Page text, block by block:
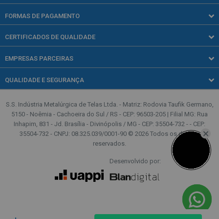
Telas para Casa
Telas Rurais
Trocas e devoluções
Segunda a quinta-feira, das 08h00 às 18h00.
Sexta-feira, das 08h00 às 17h00.
(51) 2193-0025
Segunda a quinta-feira, das 08h00 às 18h00.
Sexta-feira, das 08h00 às 17h00.
contato@casadascercas.com.br
FORMAS DE PAGAMENTO
CERTIFICADOS DE QUALIDADE
EMPRESAS PARCEIRAS
QUALIDADE E SEGURANÇA
Verificada por
S.S. Indústria Metalúrgica de Telas Ltda. - Matriz: Rodovia Taufik Germano,
5150 - Noêmia - Cachoeira do Sul / RS - CEP: 96503-205 | Filial MG: Rua
Inhapim, 831 - Jd. Brasília - Divinópolis / MG - CEP: 35504-732 - - CEP:
35504-732 - CNPJ: 08.325.039/0001-90 © 2026 Todos os direitos
reservados.
Desenvolvido por: